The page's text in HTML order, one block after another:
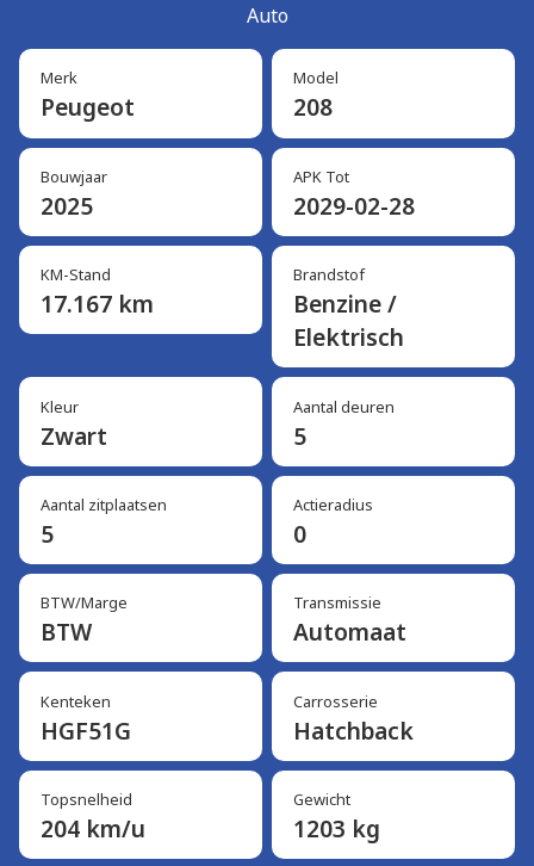
Auto
Merk
Peugeot
Model
208
Bouwjaar
2025
APK Tot
2029-02-28
KM-Stand
17.167 km
Brandstof
Benzine /
Elektrisch
Kleur
Zwart
Aantal deuren
5
Aantal zitplaatsen
5
Actieradius
0
BTW/Marge
BTW
Transmissie
Automaat
Kenteken
HGF51G
Carrosserie
Hatchback
Topsnelheid
204 km/u
Gewicht
1203 kg